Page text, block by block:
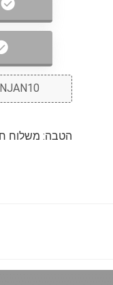
הטבה: משלוח